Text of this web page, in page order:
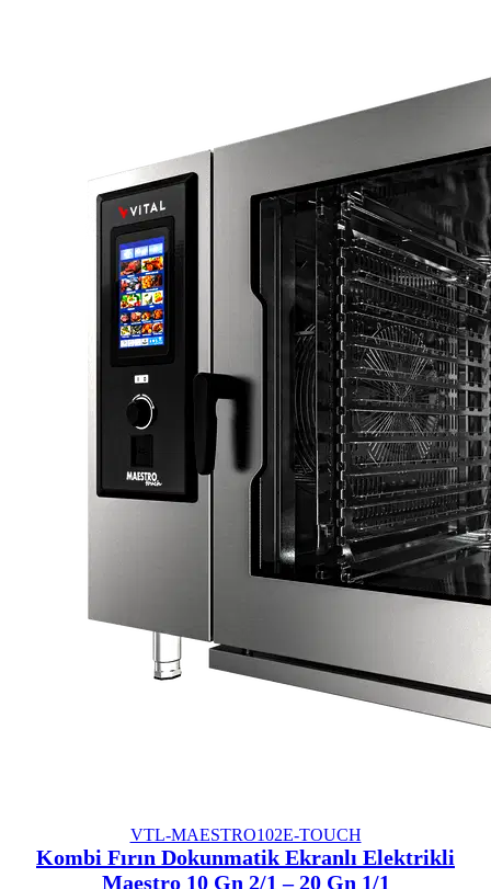
VTL-MAESTRO102E-TOUCH
Kombi Fırın Dokunmatik Ekranlı Elektrikli
Maestro 10 Gn 2/1 – 20 Gn 1/1